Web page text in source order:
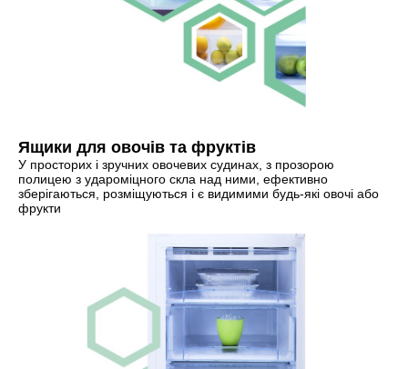
Ящики для овочів та фруктів
У просторих і зручних овочевих судинах, з прозорою
полицею з удароміцного скла над ними, ефективно
зберігаються, розміщуються і є видимими будь-які овочі або
фрукти